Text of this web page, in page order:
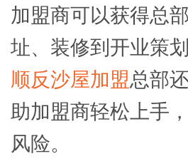
加盟商可以获得总
址、装修到开业策
顺反沙屋加盟总部
助加盟商轻松上手
风险。